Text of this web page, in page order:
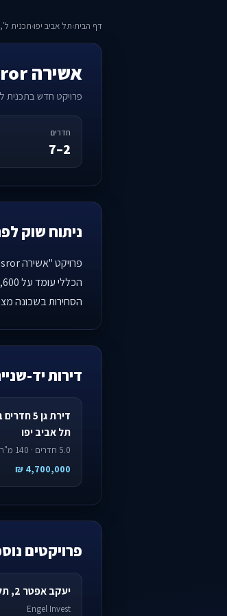
דף הבית›תל אביב יפו›תכנית
אשירה ASHIRA Tel Aviv By Avisror
פרויקט חדש בתכנית
חדרים
2–7
ניתוח שוק
הסחירות בשכונה מציגה ירידת מחירים
דירות יד-
דירת גן 5
תל אביב יפו
5.0 חדרים · 140 מ"ר
4,700,000 ₪
פרויקטים
יעקב אפטר 2, תל אביב
Engel Invest